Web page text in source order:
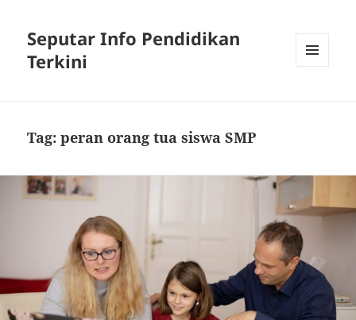
Seputar Info Pendidikan
Terkini
Tag:peran orang tua siswa SMP